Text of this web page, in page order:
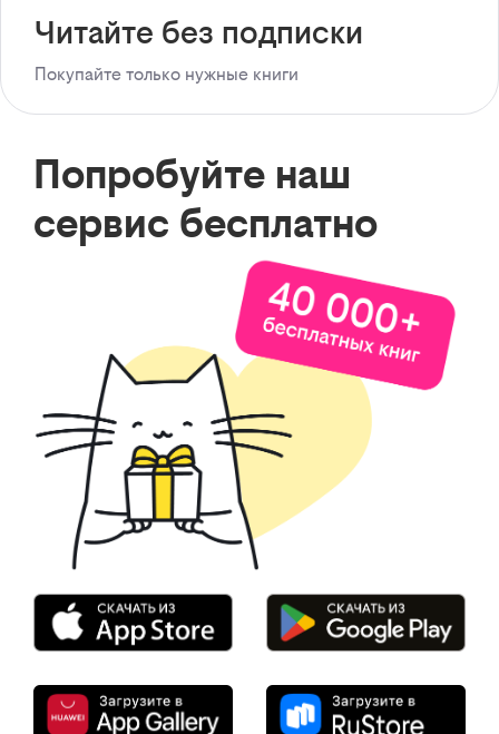
Читайте без подписки
Покупайте только нужные книги
Попробуйте наш
сервис бесплатно